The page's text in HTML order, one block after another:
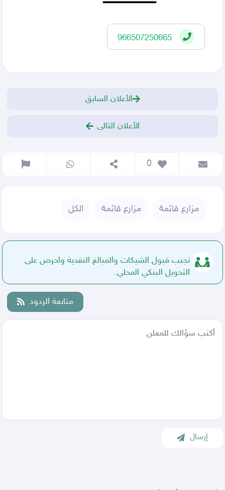
الأعلان السابق
الأعلان التالى
مزارع قائمة مزارع قائمة الكل
تجنب قبول الشيكات والمبالغ النقدية واحرص على
التحويل البنكي المحلي.
متابعة الردود
إرسال